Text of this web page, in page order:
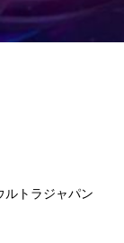
ルトラジャパン